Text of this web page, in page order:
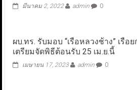
มีนาคม 2, 2022 admin 0
ผบ.ทร. รับมอบ “เรือหลวงช้าง” เรื
เตรียมจัดพิธีต้อนรับ 25 เม.ย.นี้
เมษายน 17, 2023 admin 0